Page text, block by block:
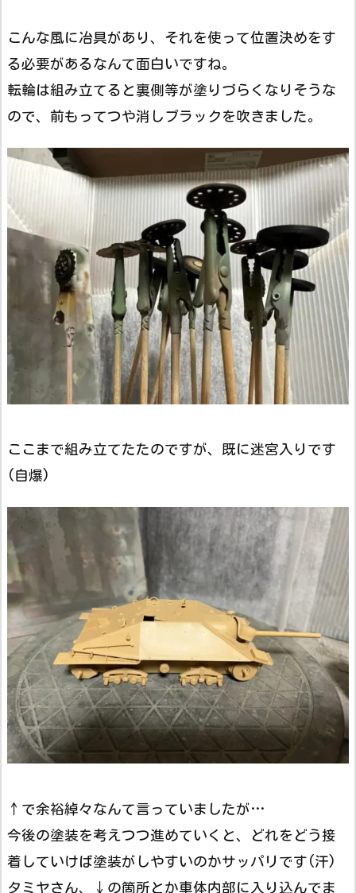
こんな風に冶具があり、それを使って位置決めをす
る必要があるなんて面白いですね。
転輪は組み立てると裏側等が塗りづらくなりそうな
ので、前もってつや消しブラックを吹きました。
ここまで組み立てたたのですが、既に迷宮入りです
(自爆)
↑で余裕綽々なんて言っていましたが…
今後の塗装を考えつつ進めていくと、どれをどう接
着していけば塗装がしやすいのかサッパリです(汗)
タミヤさん、↓の箇所とか車体内部に入り込んでま